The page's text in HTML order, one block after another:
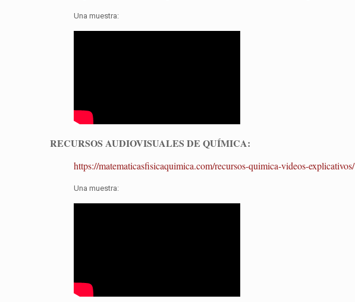
Una muestra:
RECURSOS AUDIOVISUALES DE QUÍMICA:
https://matematicasfisicaquimica.com/recursos-quimica-videos-explicativos/
Una muestra: